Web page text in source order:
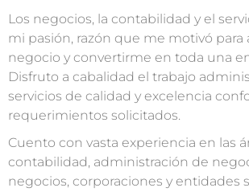
Los negocios, la contabilidad y el
mi pasión, razón que me motivó
negocio y convertirme en toda una
Disfruto a cabalidad el trabajo
servicios de calidad y excelencia
requerimientos solicitados.
Cuento con vasta experiencia en las
contabilidad, administración de
negocios, corporaciones y entidades